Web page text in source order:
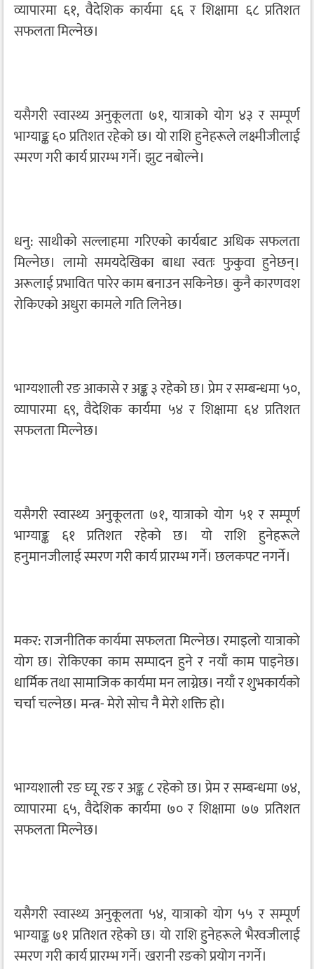
व्यापारमा ६१, वैदेशिक कार्यमा ६६ र शिक्षामा ६८ प्रतिशत
सफलता मिल्नेछ।
यसैगरी स्वास्थ्य अनुकूलता ७१, यात्राको योग ४३ र सम्पूर्ण
भाग्याङ्क ६० प्रतिशत रहेको छ। यो राशि हुनेहरूले लक्ष्मीजीलाई
स्मरण गरी कार्य प्रारम्भ गर्ने। झुट नबोल्ने।
धनु: साथीको सल्लाहमा गरिएको कार्यबाट अधिक सफलता
मिल्नेछ। लामो समयदेखिका बाधा स्वतः फुकुवा हुनेछन्।
अरूलाई प्रभावित पारेर काम बनाउन सकिनेछ। कुनै कारणवश
रोकिएको अधुरा कामले गति लिनेछ।
भाग्यशाली रङ आकासे र अङ्क ३ रहेको छ। प्रेम र सम्बन्धमा ५०,
व्यापारमा ६९, वैदेशिक कार्यमा ५४ र शिक्षामा ६४ प्रतिशत
सफलता मिल्नेछ।
यसैगरी स्वास्थ्य अनुकूलता ७१, यात्राको योग ५१ र सम्पूर्ण
भाग्याङ्क ६१ प्रतिशत रहेको छ। यो राशि हुनेहरूले
हनुमानजीलाई स्मरण गरी कार्य प्रारम्भ गर्ने। छलकपट नगर्ने।
मकर: राजनीतिक कार्यमा सफलता मिल्नेछ। रमाइलो यात्राको
योग छ। रोकिएका काम सम्पादन हुने र नयाँ काम पाइनेछ।
धार्मिक तथा सामाजिक कार्यमा मन लाग्नेछ। नयाँ र शुभकार्यको
चर्चा चल्नेछ। मन्त्र- मेरो सोच नै मेरो शक्ति हो।
भाग्यशाली रङ घ्यू रङ र अङ्क ८ रहेको छ। प्रेम र सम्बन्धमा ७४,
व्यापारमा ६५, वैदेशिक कार्यमा ७० र शिक्षामा ७७ प्रतिशत
सफलता मिल्नेछ।
यसैगरी स्वास्थ्य अनुकूलता ५४, यात्राको योग ५५ र सम्पूर्ण
भाग्याङ्क ७१ प्रतिशत रहेको छ। यो राशि हुनेहरूले भैरवजीलाई
स्मरण गरी कार्य प्रारम्भ गर्ने। खरानी रङको प्रयोग नगर्ने।